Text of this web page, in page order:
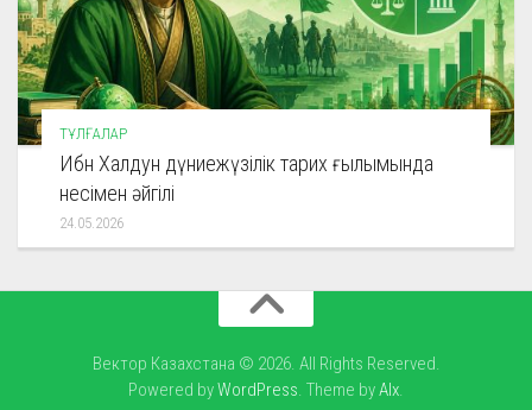
ТҰЛҒАЛАР
Ибн Халдун дүниежүзілік тарих ғылымында
несімен әйгілі
24.05.2026
Вектор Казахстана © 2026. All Rights Reserved.
Powered byWordPress. Theme byAlx.